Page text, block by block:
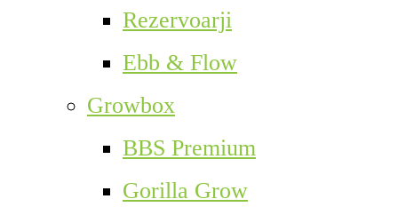
Rezervoarji
Ebb & Flow
Growbox
BBS Premium
Gorilla Grow